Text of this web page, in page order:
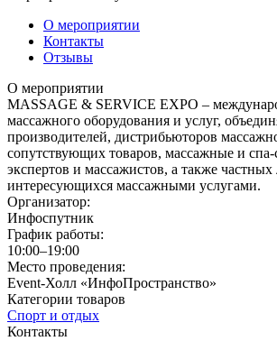
О мероприятии
Контакты
Отзывы
О мероприятии
MASSAGE & SERVICE EXPO –
массажного оборудования и услуг,
производителей, дистрибьюторов
сопутствующих товаров, массажные и
экспертов и массажистов, а также частных
интересующихся массажными услугами.
Организатор:
Инфоспутник
График работы:
10:00–19:00
Место проведения:
Event-Холл «ИнфоПространство»
Категории товаров
Спорт и отдых
Контакты